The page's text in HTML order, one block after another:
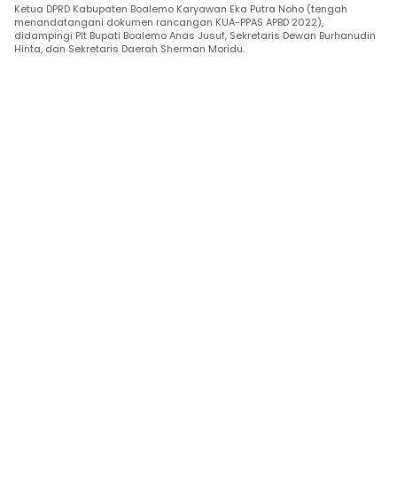
Ketua DPRD Kabupaten Boalemo Karyawan Eka Putra Noho (tengah
menandatangani dokumen rancangan KUA-PPAS APBD 2022),
didampingi Plt Bupati Boalemo Anas Jusuf, Sekretaris Dewan Burhanudin
Hinta, dan Sekretaris Daerah Sherman Moridu.